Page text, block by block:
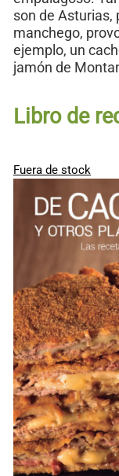
son de Asturias,
manchego,
ejemplo, un
jamón de
Libro de
Fuera de stock